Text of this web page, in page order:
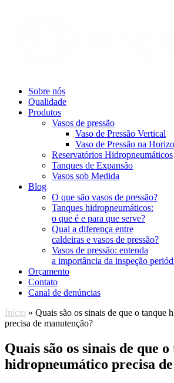
Sobre nós
Qualidade
Produtos
Vasos de pressão
Vaso de Pressão Vertical
Vaso de Pressão na
Reservatórios Hidropneumáticos
Tanques de Expansão
Vasos sob Medida​
Blog
O que são vasos de pressão?
Tanques hidropneumáticos:
o que é e para que serve?
Qual a diferença entre
caldeiras e vasos de pressão?
Vasos de pressão: entenda
a importância da inspeção
Orçamento
Contato
Canal de denúncias
Início » Quais são os sinais de que o tanque
precisa de manutenção?
Quais são os sinais de que
hidropneumático precisa